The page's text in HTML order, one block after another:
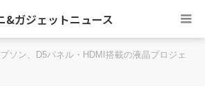
ガジェットニュース
ソン、D5パネル・HDMI搭載の液晶プロジェ